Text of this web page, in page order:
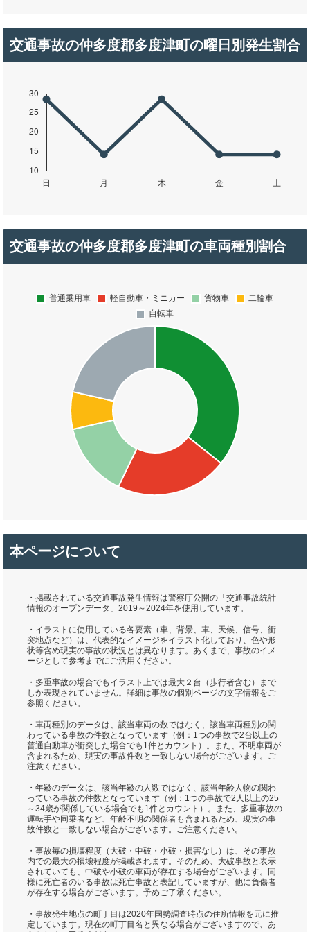
交通事故の仲多度郡多度津町の曜日別発生割合
交通事故の仲多度郡多度津町の車両種別割合
本ページについて
・掲載されている交通事故発生情報は警察庁公開の「交通事故統計
情報のオープンデータ」2019～2024年を使用しています。
・イラストに使用している各要素（車、背景、車、天候、信号、衝
突地点など）は、代表的なイメージをイラスト化しており、色や形
状等含め現実の事故の状況とは異なります。あくまで、事故のイメ
ージとして参考までにご活用ください。
・多重事故の場合でもイラスト上では最大２台（歩行者含む）まで
しか表現されていません。詳細は事故の個別ページの文字情報をご
参照ください。
・車両種別のデータは、該当車両の数ではなく、該当車両種別の関
わっている事故の件数となっています（例：1つの事故で2台以上の
普通自動車が衝突した場合でも1件とカウント）。また、不明車両が
含まれるため、現実の事故件数と一致しない場合がございます。ご
注意ください。
・年齢のデータは、該当年齢の人数ではなく、該当年齢人物の関わ
っている事故の件数となっています（例：1つの事故で2人以上の25
～34歳が関係している場合でも1件とカウント）。また、多重事故の
運転手や同乗者など、年齢不明の関係者も含まれるため、現実の事
故件数と一致しない場合がございます。ご注意ください。
・事故毎の損壊程度（大破・中破・小破・損害なし）は、その事故
内での最大の損壊程度が掲載されます。そのため、大破事故と表示
されていても、中破や小破の車両が存在する場合がございます。同
様に死亡者のいる事故は死亡事故と表記していますが、他に負傷者
が存在する場合がございます。予めご了承ください。
・事故発生地点の町丁目は2020年国勢調査時点の住所情報を元に推
定しています。現在の町丁目名と異なる場合がございますので、あ